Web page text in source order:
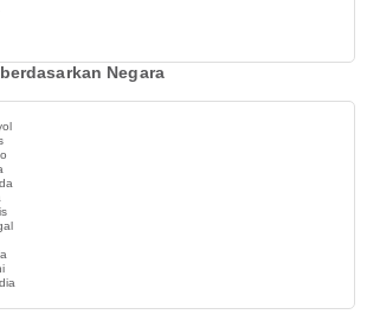
Negara